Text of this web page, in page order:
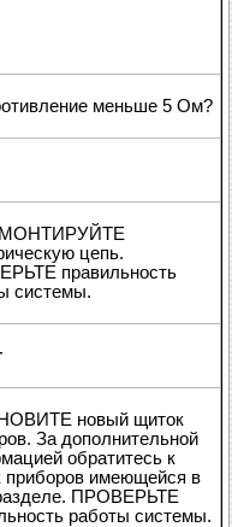
меньше 5 Ом?
цепь.
правильность
системы.
новый щиток
За дополнительной
обратитесь к
приборов имеющейся в
ПРОВЕРЬТЕ
работы системы.